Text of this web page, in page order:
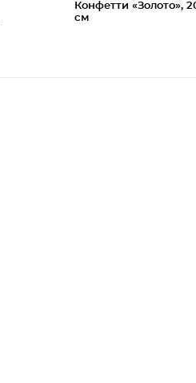
Конфетти «Золото», 20
см